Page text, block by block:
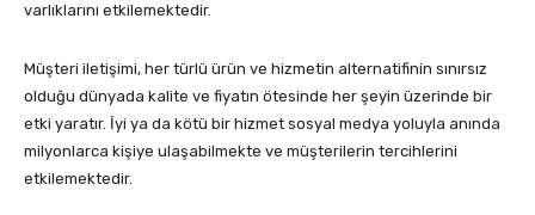
varlıklarını etkilemektedir.
Müşteri iletişimi, her türlü ürün ve hizmetin alternatifinin sınırsız
olduğu dünyada kalite ve fiyatın ötesinde her şeyin üzerinde bir
etki yaratır. İyi ya da kötü bir hizmet sosyal medya yoluyla anında
milyonlarca kişiye ulaşabilmekte ve müşterilerin tercihlerini
etkilemektedir.